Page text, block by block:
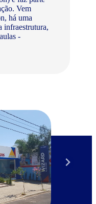
Vem
há uma
infraestrutura,
-